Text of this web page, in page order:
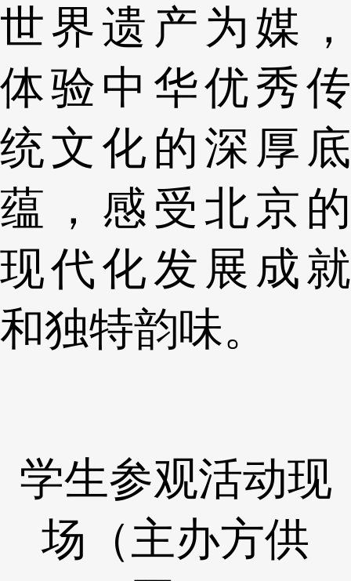
世界遗产为媒，
体验中华优秀传
统文化的深厚底
蕴，感受北京的
现代化发展成就
和独特韵味。
学生参观活动现
场（主办方供